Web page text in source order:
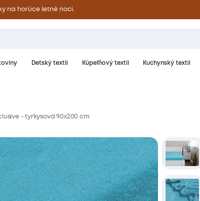
na horúce letné noci.
Detský textil Kúpeľňový textil Kuchynský textil
Materiál a starostlivosť
- tyrkysová 90x200 cm